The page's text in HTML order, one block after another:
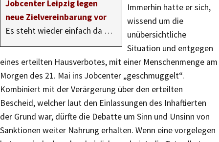
Jobcenter Leipzig legen
neue Zielvereinbarung vor
Es steht wieder einfach da …
Immerhin hatte er sich,
wissend um die
unübersichtliche
Situation und entgegen
eines erteilten Hausverbotes, mit einer Menschenmenge am
Morgen des 21. Mai ins Jobcenter „geschmuggelt“.
Kombiniert mit der Verärgerung über den erteilten
Bescheid, welcher laut den Einlassungen des Inhaftierten
der Grund war, dürfte die Debatte um Sinn und Unsinn von
Sanktionen weiter Nahrung erhalten. Wenn eine vorgelegen